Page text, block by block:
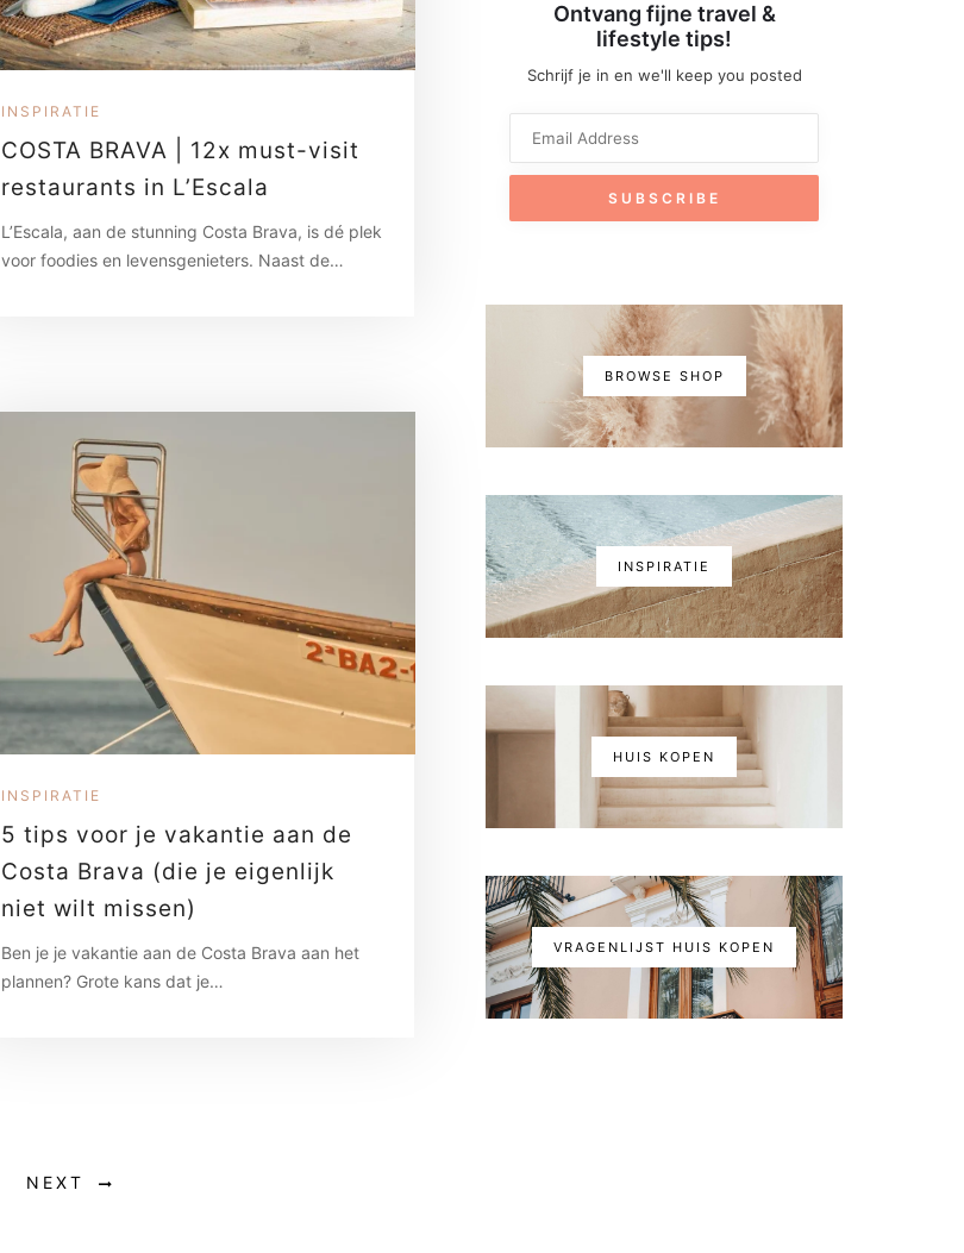
INSPIRATIE
COSTA BRAVA | 12x must-visit
restaurants in L’Escala
L’Escala, aan de stunning Costa Brava, is dé plek
voor foodies en levensgenieters. Naast de…
INSPIRATIE
5 tips voor je vakantie aan de
Costa Brava (die je eigenlijk
niet wilt missen)
Ben je je vakantie aan de Costa Brava aan het
plannen? Grote kans dat je…
NEXT
Ontvang fijne travel &
lifestyle tips!
Schrijf je in en we'll keep you posted
BROWSE SHOP
INSPIRATIE
HUIS KOPEN
VRAGENLIJST HUIS KOPEN